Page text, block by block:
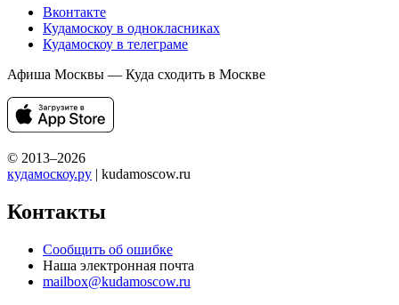
Вконтакте
Кудамоскоу в однокласниках
Кудамоскоу в телеграме
Афиша Москвы — Куда сходить в Москве
© 2013–2026
кудамоскоу.ру | kudamoscow.ru
Контакты
Сообщить об ошибке
Наша электронная почта
mailbox@kudamoscow.ru